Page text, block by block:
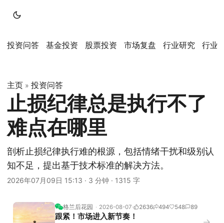
投资问答 基金投资 股票投资 市场复盘 行业研究 行业
主页 » 投资问答
止损纪律总是执行不了
难点在哪里
剖析止损纪律执行难的根源，包括情绪干扰和级别认
知不足，提出基于技术标准的解决方法。
2026年07月09日 15:13 · 3 分钟 · 1315 字
格兰后花园 2026-08-07 2636 494 548 89
跟紧！市场进入新节奏！